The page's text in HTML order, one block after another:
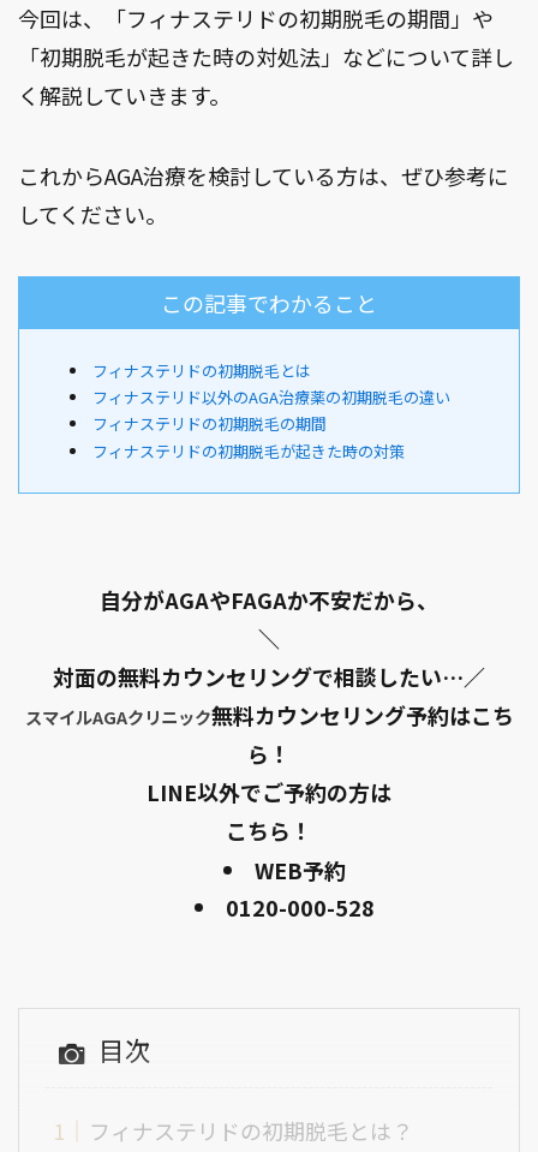
今回は、「フィナステリドの初期脱毛の期間」や
「初期脱毛が起きた時の対処法」などについて詳し
く解説していきます。
これからAGA治療を検討している方は、ぜひ参考に
してください。
この記事でわかること
フィナステリドの初期脱毛とは
フィナステリド以外のAGA治療薬の初期脱毛の違い
フィナステリドの初期脱毛の期間
フィナステリドの初期脱毛が起きた時の対策
自分がAGAやFAGAか不安だから、
＼
対面の無料カウンセリングで相談したい…／
スマイルAGAクリニック無料カウンセリング予約はこち
ら！
LINE以外でご予約の方は
こちら！
WEB予約
0120-000-528
目次
フィナステリドの初期脱毛とは？